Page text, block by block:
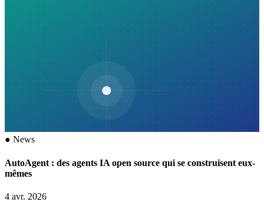
● News
AutoAgent : des agents IA open source qui se construisent eux-
mêmes
4 avr. 2026